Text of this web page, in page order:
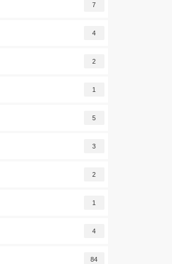
7
4
2
1
5
3
2
1
4
84